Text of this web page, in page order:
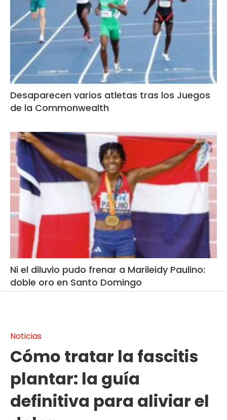
Desaparecen varios atletas tras los Juegos
de la Commonwealth
Ni el diluvio pudo frenar a Marileidy Paulino:
doble oro en Santo Domingo